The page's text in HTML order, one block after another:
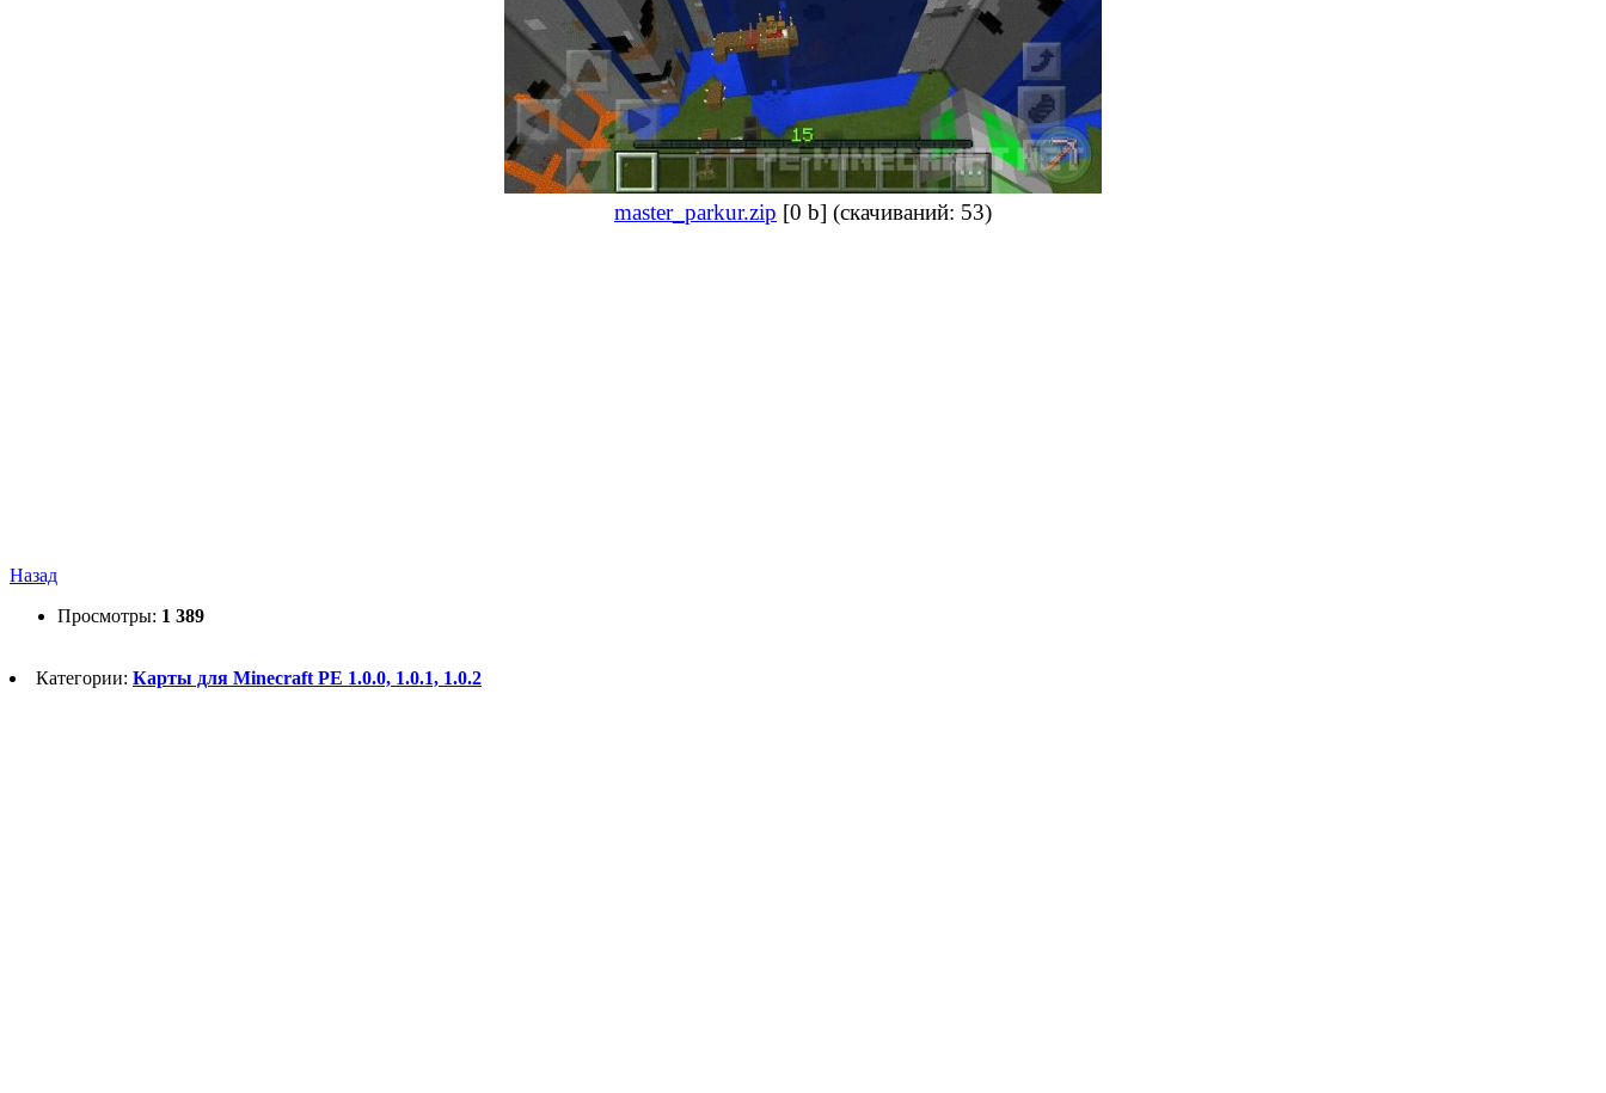
master_parkur.zip [0 b] (cкачиваний: 53)
Назад
Просмотры: 1 389
Категории: Карты для Minecraft PE 1.0.0, 1.0.1, 1.0.2